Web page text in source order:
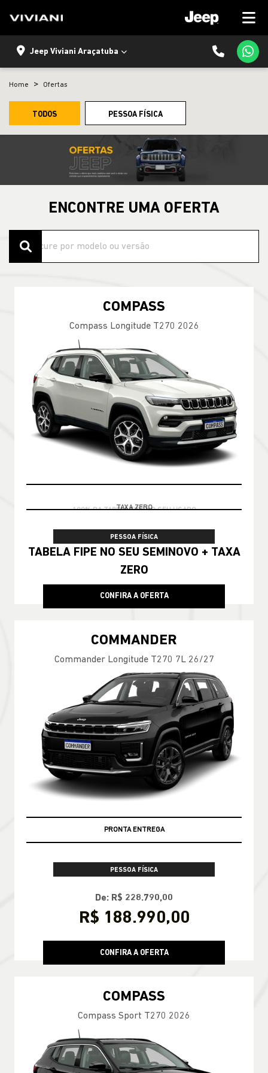
Jeep Viviani Araçatuba
Home Ofertas
TODOS PESSOA FÍSICA
ENCONTRE UMA OFERTA
COMPASS
Compass Longitude T270 2026
PESSOA FÍSICA
TABELA FIPE NO SEU SEMINOVO + TAXA
ZERO
CONFIRA A OFERTA
COMMANDER
Commander Longitude T270 7L 26/27
PRONTA ENTREGA
PESSOA FÍSICA
De: R$ 228.790,00
R$ 188.990,00
CONFIRA A OFERTA
COMPASS
Compass Sport T270 2026